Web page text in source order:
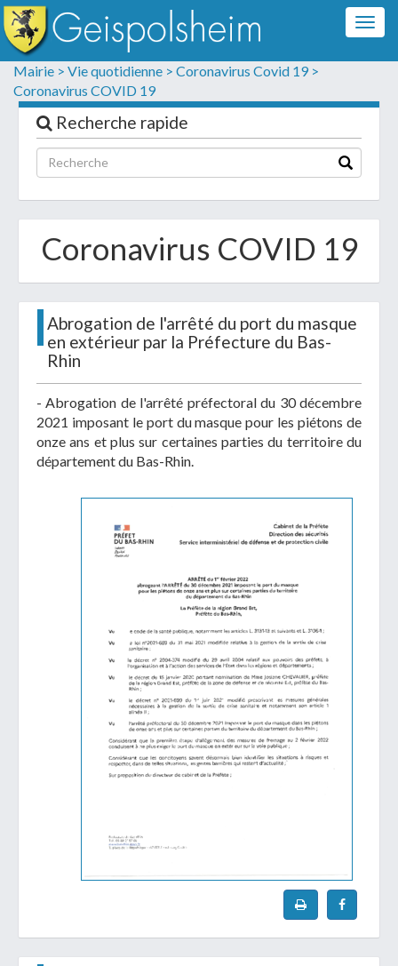
Mairie > Vie quotidienne > Coronavirus Covid 19 >
Coronavirus COVID 19
Recherche rapide
Coronavirus COVID 19
Abrogation de l'arrêté du port du masque
en extérieur par la Préfecture du Bas-
Rhin
- Abrogation de l'arrêté préfectoral du 30 décembre
2021 imposant le port du masque pour les piétons de
onze ans et plus sur certaines parties du territoire du
département du Bas-Rhin.
Formulaire de contact
Les champs suivis d'un * sont obligatoires
Informations personnelles
Uniquement PDF (.pdf), JPEG (.jpeg / .jpg) ou
document WORD (.doc, .docx)
En soumettant ce formulaire, j'accepte
que mes données personnelles soient traitées par la
Mairie de Geispolsheim.